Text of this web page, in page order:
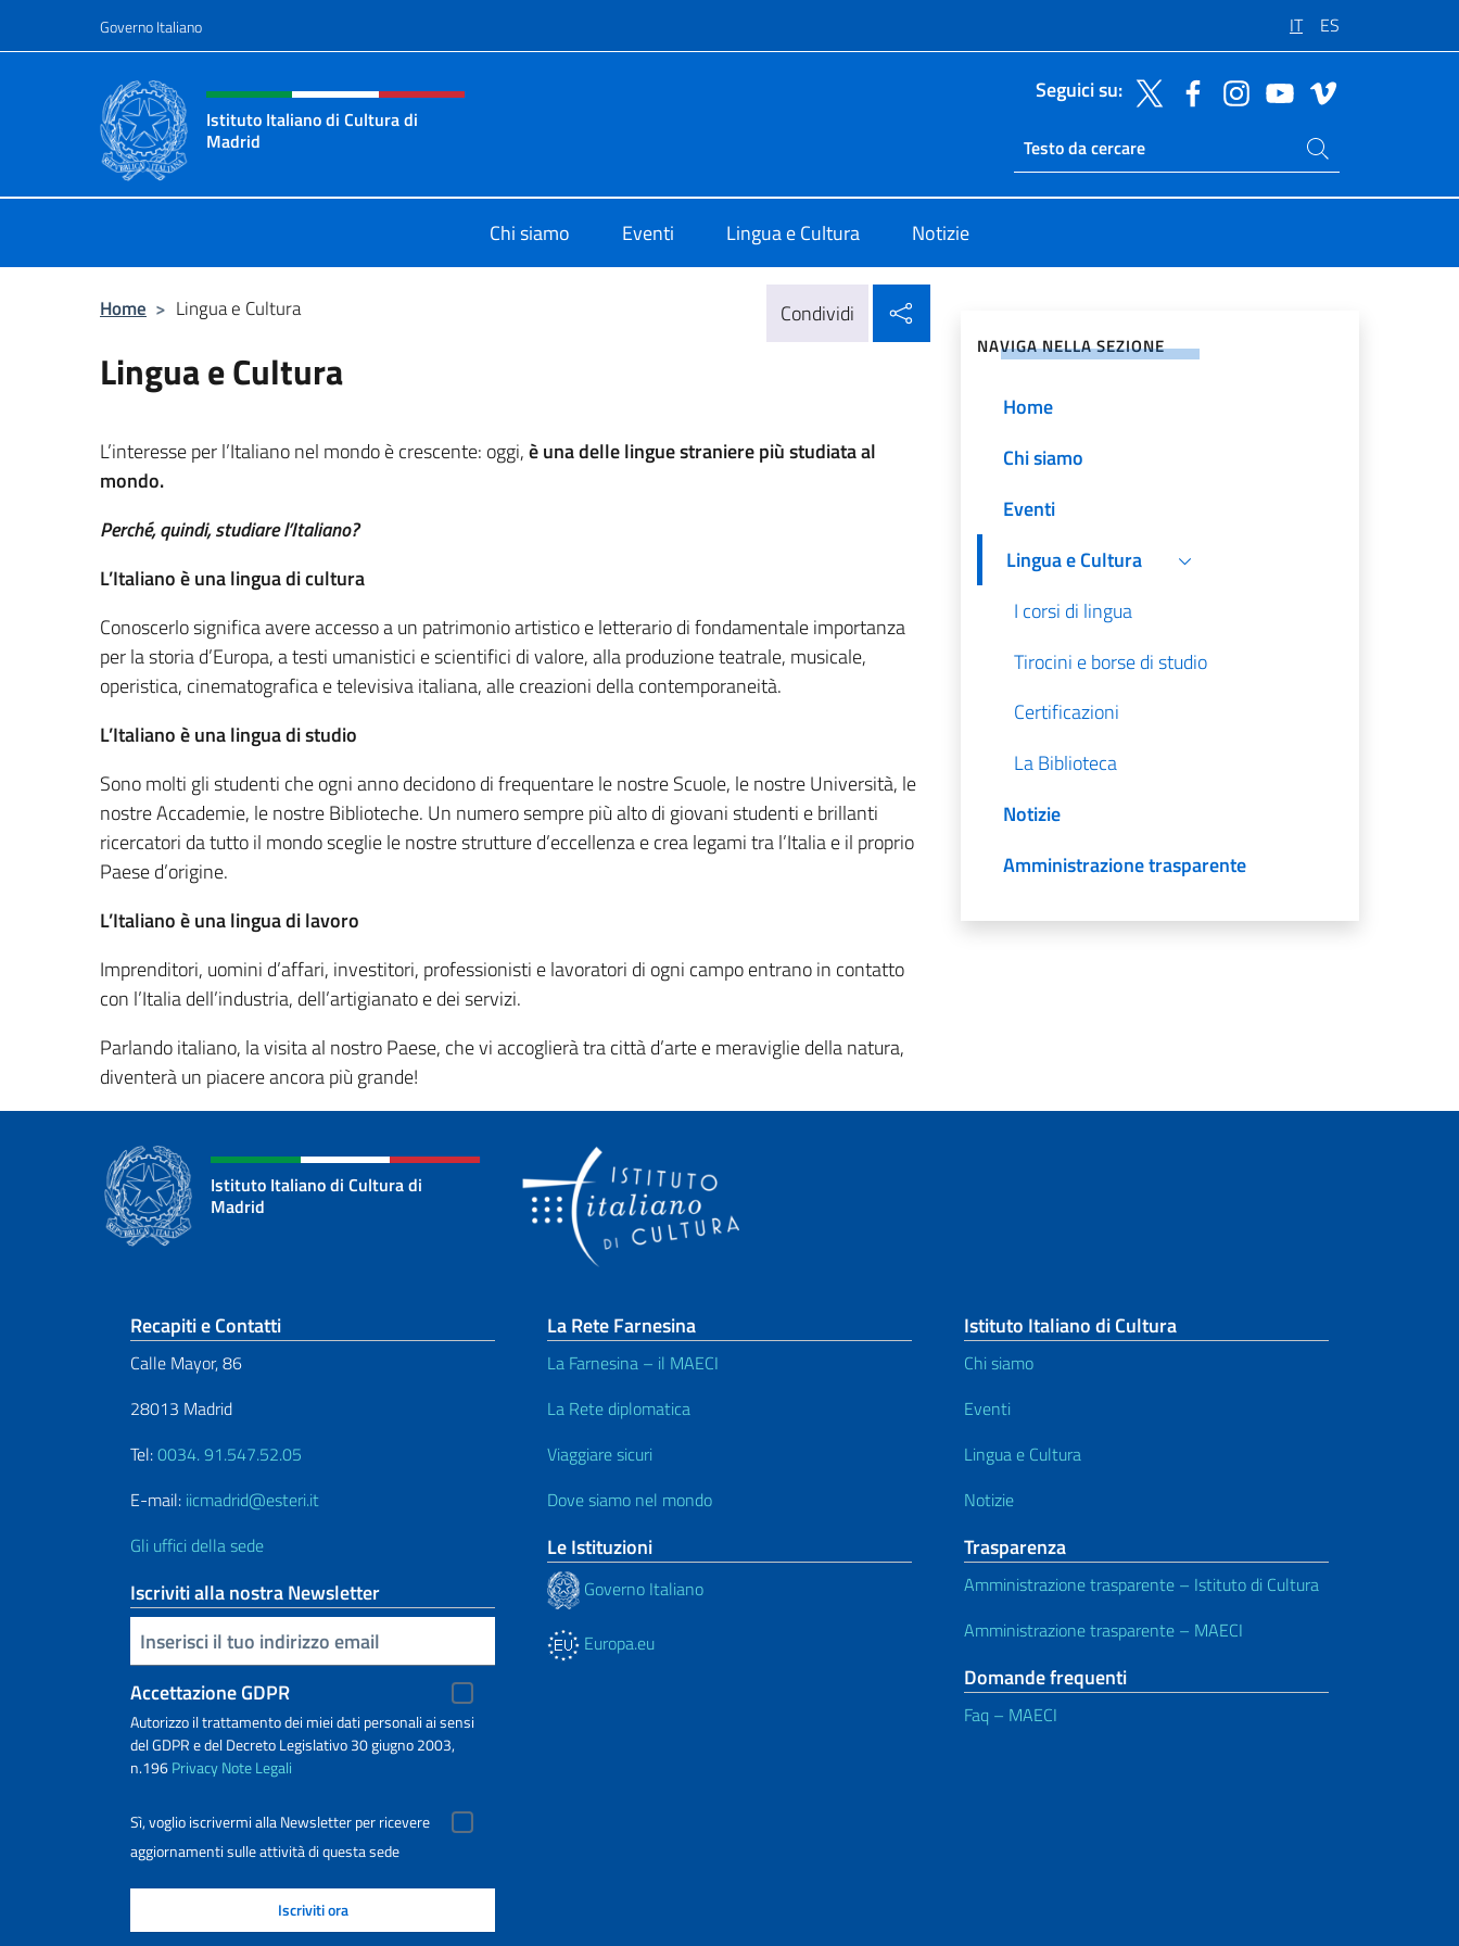
Governo Italiano IT ES
Intestazione sito, social e menù
Istituto Italiano di Cultura di
Madrid
Seguici su:
Ricerca sito live
Cerca nel sito
Chi siamo Eventi Lingua e Cultura Notizie
Home > Lingua e Cultura Condividi
Lingua e Cultura
L’interesse per l’Italiano nel mondo è crescente: oggi,è una delle lingue straniere più studiata al
mondo.
Perché, quindi, studiare l’Italiano?
L’Italiano è una lingua di cultura
Conoscerlo significa avere accesso a un patrimonio artistico e letterario di fondamentale importanza
per la storia d’Europa, a testi umanistici e scientifici di valore, alla produzione teatrale, musicale,
operistica, cinematografica e televisiva italiana, alle creazioni della contemporaneità.
L’Italiano è una lingua di studio
Sono molti gli studenti che ogni anno decidono di frequentare le nostre Scuole, le nostre Università, le
nostre Accademie, le nostre Biblioteche. Un numero sempre più alto di giovani studenti e brillanti
ricercatori da tutto il mondo sceglie le nostre strutture d’eccellenza e crea legami tra l’Italia e il proprio
Paese d’origine.
L’Italiano è una lingua di lavoro
Imprenditori, uomini d’affari, investitori, professionisti e lavoratori di ogni campo entrano in contatto
con l’Italia dell’industria, dell’artigianato e dei servizi.
Parlando italiano, la visita al nostro Paese, che vi accoglierà tra città d’arte e meraviglie della natura,
diventerà un piacere ancora più grande!
NAVIGA NELLA SEZIONE
Home
Chi siamo
Eventi
Lingua e Cultura
I corsi di lingua
Tirocini e borse di studio
Certificazioni
La Biblioteca
Notizie
Amministrazione trasparente
Istituto Italiano di Cultura di
Madrid
Sezione footer
Recapiti e Contatti
Calle Mayor, 86
28013 Madrid
Tel:0034. 91.547.52.05
E-mail: iicmadrid@esteri.it
Gli uffici della sede
Iscriviti alla nostra Newsletter
Inserisci la tua email
Accettazione GDPR
Autorizzo il trattamento dei miei dati personali ai sensi
del GDPR e del Decreto Legislativo 30 giugno 2003,
n.196PrivacyNote Legali
Sì, voglio iscrivermi alla Newsletter per ricevere
aggiornamenti sulle attività di questa sede
La Rete Farnesina
La Farnesina – il MAECI
La Rete diplomatica
Viaggiare sicuri
Dove siamo nel mondo
Le Istituzioni
Governo Italiano
Europa.eu
Istituto Italiano di Cultura
Chi siamo
Eventi
Lingua e Cultura
Notizie
Trasparenza
Amministrazione trasparente – Istituto di Cultura
Amministrazione trasparente – MAECI
Domande frequenti
Faq – MAECI